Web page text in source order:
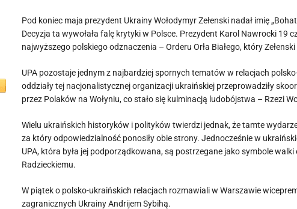
Pod koniec maja prezydent Ukrainy Wołodymyr Zełenski nadał imię
Decyzja ta wywołała falę krytyki w Polsce. Prezydent Karol Nawrocki 19
najwyższego polskiego odznaczenia – Orderu Orła Białego, który
UPA pozostaje jednym z najbardziej spornych tematów w relacjach
oddziały tej nacjonalistycznej organizacji ukraińskiej przeprowadziły
przez Polaków na Wołyniu, co stało się kulminacją ludobójstwa – Rzezi
Wielu ukraińskich historyków i polityków twierdzi jednak, że tamte
za który odpowiedzialność ponosiły obie strony. Jednocześnie w
UPA, która była jej podporządkowana, są postrzegane jako symbole
Radzieckiemu.
W piątek o polsko-ukraińskich relacjach rozmawiali w Warszawie
zagranicznych Ukrainy Andrijem Sybihą.